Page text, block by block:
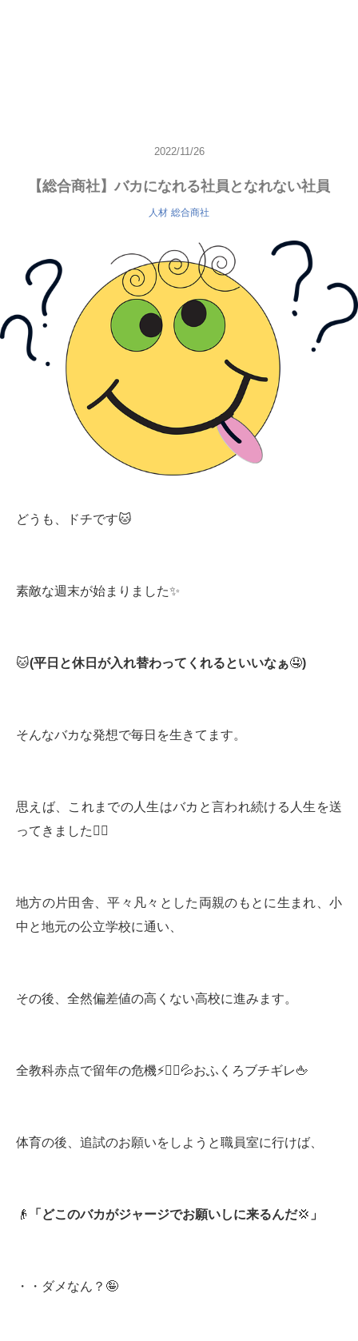
2022/11/26
【総合商社】バカになれる社員となれない社員
人材 総合商社
どうも、ドチです🐱
素敵な週末が始まりました✨
🐱(平日と休日が入れ替わってくれるといいなぁ🤤)
そんなバカな発想で毎日を生きてます。
思えば、これまでの人生はバカと言われ続ける人生を送
ってきました🚶‍♀️
地方の片田舎、平々凡々とした両親のもとに生まれ、小
中と地元の公立学校に通い、
その後、全然偏差値の高くない高校に進みます。
全教科赤点で留年の危機⚡️🤷‍♂️💦おふくろブチギレ🖕
体育の後、追試のお願いをしようと職員室に行けば、
👴 「どこのバカがジャージでお願いしに来るんだ💢 」
・・ダメなん？🤪